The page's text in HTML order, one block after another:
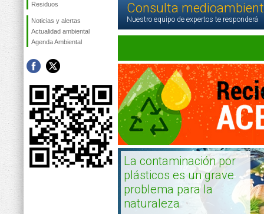
Residuos
Noticias y alertas
Actualidad ambiental
Agenda Ambiental
Consulta
Nuestro equipo de expertos te responderá
La contaminación por
plásticos es un grave
problema para la
naturaleza